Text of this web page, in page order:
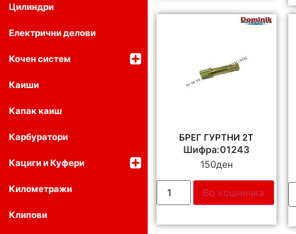
Цилиндри
Електрични делови
Кочен систем
Каиши
Капак каиш
Карбуратори
Кациги и Куфери
Километражи
Клипови
БРЕГ ГУРТНИ 2Т
Шифра:01243
150ден
Во кошничка